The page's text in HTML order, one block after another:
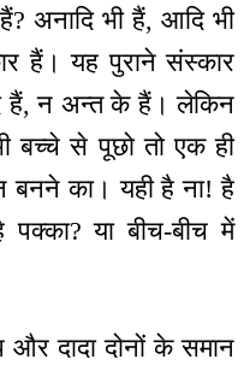
अनादि भी हैं, आदि भी
हैं। यह पुराने संस्कार
हैं, न अन्त के हैं। लेकिन
बच्चे से पूछो तो एक ही
बनने का। यही है ना! है
या बीच-बीच में
और दादा दोनों के समान